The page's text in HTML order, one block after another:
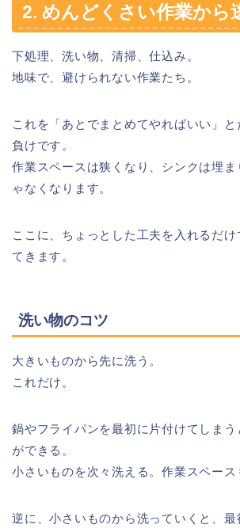
2. めんどくさい作業から
下処理、洗い物、清掃、仕込み。
地味で、避けられない作業たち。
これを「あとでまとめてやればいい」と
負けです。
作業スペースは狭くなり、シンクは埋ま
ゃなくなります。
ここに、ちょっとした工夫を入れるだけ
てきます。
洗い物のコツ
大きいものから先に洗う。
これだけ。
鍋やフライパンを最初に片付けてしまう
ができる。
小さいものを次々洗える。作業スペース
逆に、小さいものから洗っていくと、